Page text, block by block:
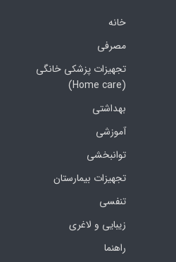
خانه
مصرفی
تجهیزات پزشکی خانگی
(Home care)
بهداشتی
آموزشی
توانبخشی
تجهیزات بیمارستان
تنفسی
زیبایی و لاغری
راهنما